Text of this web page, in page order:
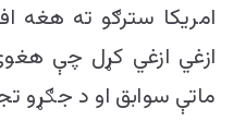
امریکا سترګو ته هغه
ازغي ازغي کړل چې
ماتې سوابق او د جګړو